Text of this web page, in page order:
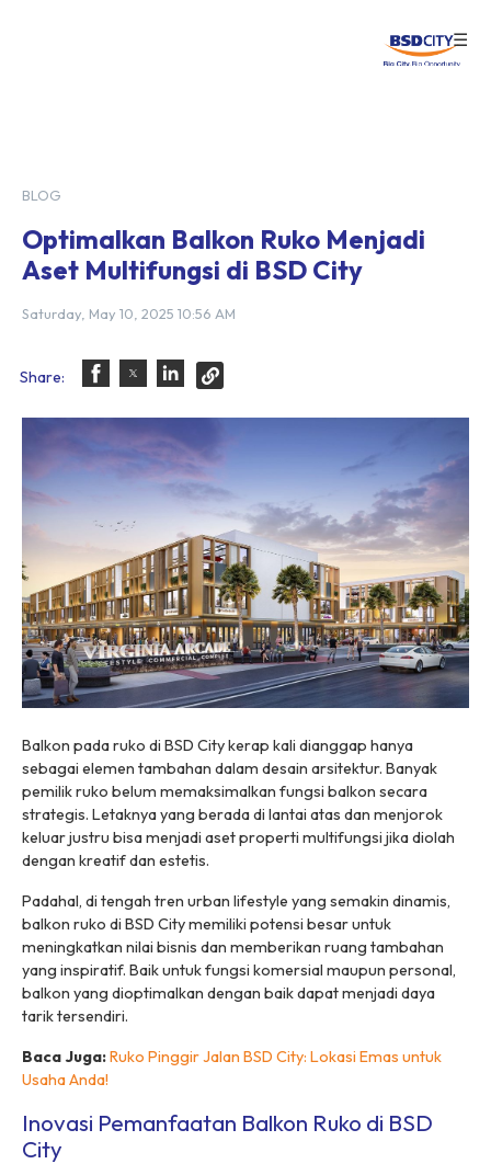
☰
BLOG
Optimalkan Balkon Ruko Menjadi
Aset Multifungsi di BSD City
Saturday, May 10, 2025 10:56 AM
Share:
Balkon pada ruko di BSD City kerap kali dianggap hanya
sebagai elemen tambahan dalam desain arsitektur. Banyak
pemilik ruko belum memaksimalkan fungsi balkon secara
strategis. Letaknya yang berada di lantai atas dan menjorok
keluar justru bisa menjadi aset properti multifungsi jika diolah
dengan kreatif dan estetis.
Padahal, di tengah tren urban lifestyle yang semakin dinamis,
balkon ruko di BSD City memiliki potensi besar untuk
meningkatkan nilai bisnis dan memberikan ruang tambahan
yang inspiratif. Baik untuk fungsi komersial maupun personal,
balkon yang dioptimalkan dengan baik dapat menjadi daya
tarik tersendiri.
Baca Juga:Ruko Pinggir Jalan BSD City: Lokasi Emas untuk
Usaha Anda!
Inovasi Pemanfaatan Balkon Ruko di BSD
City